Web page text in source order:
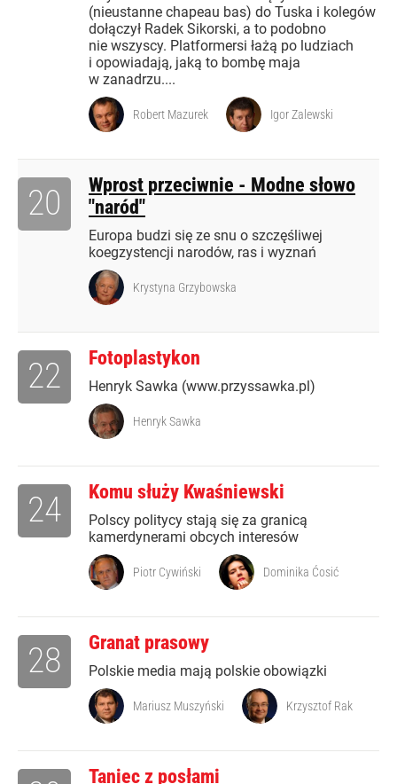
(nieustanne chapeau bas) do Tuska i kolegów
dołączył Radek Sikorski, a to podobno
nie wszyscy. Platformersi łażą po ludziach
i opowiadają, jaką to bombę maja
w zanadrzu....
Robert Mazurek Igor Zalewski
Wprost przeciwnie - Modne słowo
"naród"
Europa budzi się ze snu o szczęśliwej
koegzystencji narodów, ras i wyznań
20
Krystyna Grzybowska
Fotoplastykon
Henryk Sawka (www.przyssawka.pl)
22
Henryk Sawka
Komu służy Kwaśniewski
Polscy politycy stają się za granicą
kamerdynerami obcych interesów
24
Piotr Cywiński Dominika Ćosić
Granat prasowy
Polskie media mają polskie obowiązki
28
Mariusz Muszyński Krzysztof Rak
Taniec z posłami